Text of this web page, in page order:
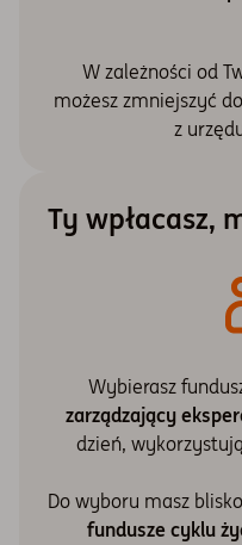
W zależności od
możesz zmniejszyć
z
Ty wpłacasz,
Wybierasz
zarządzający
dzień,
Do wyboru masz
fundusze cyklu